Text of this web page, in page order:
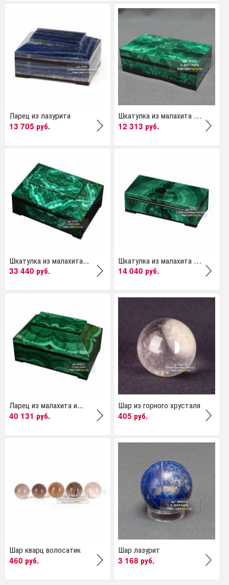
Ларец из лазурита
13 705 руб.
Шкатулка из малахита с...
12 313 руб.
Шкатулка из малахита...
33 440 руб.
Шкатулка из малахита с...
14 040 руб.
Ларец из малахита и...
40 131 руб.
Шар из горного хрусталя
405 руб.
Шар кварц волосатик
460 руб.
Шар лазурит
3 168 руб.